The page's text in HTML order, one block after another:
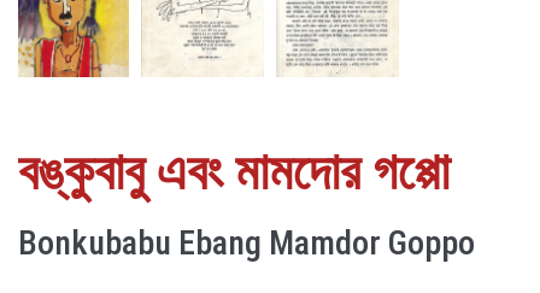
বঙ্কুবাবু এবং মামদোর গপ্পো
Bonkubabu Ebang Mamdor Goppo